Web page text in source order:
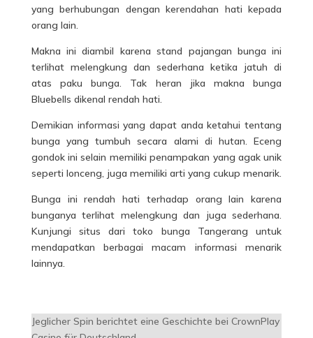
yang berhubungan dengan kerendahan hati kepada
orang lain.
Makna ini diambil karena stand pajangan bunga ini
terlihat melengkung dan sederhana ketika jatuh di
atas paku bunga. Tak heran jika makna bunga
Bluebells dikenal rendah hati.
Demikian informasi yang dapat anda ketahui tentang
bunga yang tumbuh secara alami di hutan. Eceng
gondok ini selain memiliki penampakan yang agak unik
seperti lonceng, juga memiliki arti yang cukup menarik.
Bunga ini rendah hati terhadap orang lain karena
bunganya terlihat melengkung dan juga sederhana.
Kunjungi situs dari toko bunga Tangerang untuk
mendapatkan berbagai macam informasi menarik
lainnya.
Jeglicher Spin berichtet eine Geschichte bei CrownPlay